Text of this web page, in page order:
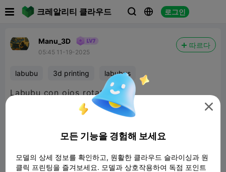
크레알리티 클라우드   로그인
Manu_3D
05:45 11-19-2025
따르다
labubu 3d printing labubus
Labubu con ojos rotatorios

모든 기능을 경험해 보세요
모델의 상세 정보를 확인하고, 원활한 클라우드 슬라이싱과 원
클릭 프린팅을 즐겨보세요. 모델과 상호작용하여 독점 포인트